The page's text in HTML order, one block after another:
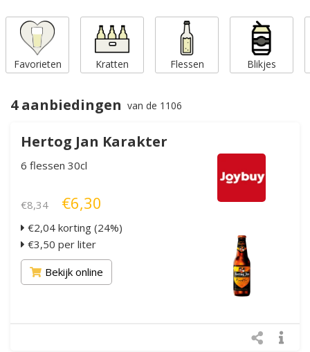
Favorieten Kratten Flessen Blikjes
4 aanbiedingen van de 1106
Hertog Jan Karakter
6 flessen 30cl
€8,34 €6,30
€2,04 korting (24%)
€3,50 per liter
Bekijk online